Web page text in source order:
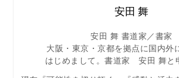
安田 舞
安田 舞 書道家／書家
大阪・東京・京都を拠点に国内外
はじめまして。書道家 安田 舞と